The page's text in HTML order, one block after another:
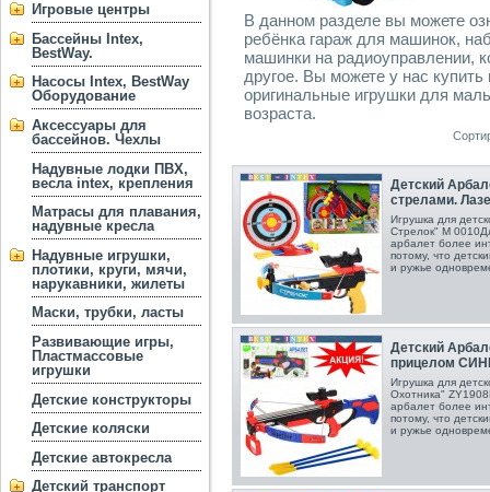
Игровые центры
Бассейны Intex,
BestWay.
Насосы Intex, BestWay
Оборудование
Аксессуары для
бассейнов. Чехлы
Надувные лодки ПВХ,
весла intex, крепления
Матрасы для плавания,
надувные кресла
Надувные игрушки,
плотики, круги, мячи,
нарукавники, жилеты
Маски, трубки, ласты
Развивающие игры,
Пластмассовые
игрушки
Детские конструкторы
Детские коляски
Детские автокресла
Детский транспорт
В данном разделе вы можете
ребёнка гараж для машинок,
машинки на радиоуправлении,
другое. Вы можете у нас
оригинальные игрушки для
возраста.
Детский
стрелами.
Игрушка для
Стрелок" М 0010
арбалет более
потому, что
и ружье
Детский
прицелом
Игрушка для
Охотника"
арбалет более
потому, что
и ружье